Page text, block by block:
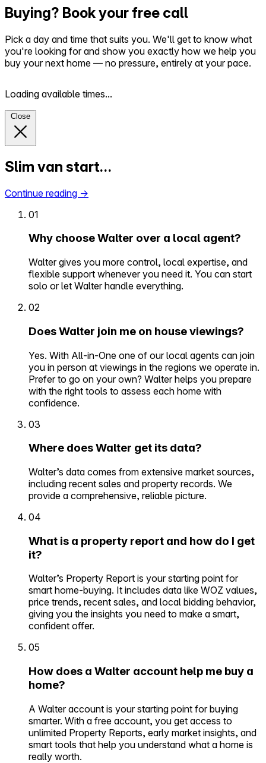
Buying? Book your free call
Pick a day and time that suits you. We'll get to know what
you're looking for and show you exactly how we help you
buy your next home — no pressure, entirely at your pace.
Loading available times...
Close
Slim van start…
Continue reading →
01
Why choose Walter over a local agent?
Walter gives you more control, local expertise, and
flexible support whenever you need it. You can start
solo or let Walter handle everything.
02
Does Walter join me on house viewings?
Yes. With All-in-One one of our local agents can join
you in person at viewings in the regions we operate in.
Prefer to go on your own? Walter helps you prepare
with the right tools to assess each home with
confidence.
03
Where does Walter get its data?
Walter’s data comes from extensive market sources,
including recent sales and property records. We
provide a comprehensive, reliable picture.
04
What is a property report and how do I get
it?
Walter’s Property Report is your starting point for
smart home-buying. It includes data like WOZ values,
price trends, recent sales, and local bidding behavior,
giving you the insights you need to make a smart,
confident offer.
05
How does a Walter account help me buy a
home?
A Walter account is your starting point for buying
smarter. With a free account, you get access to
unlimited Property Reports, early market insights, and
smart tools that help you understand what a home is
really worth.